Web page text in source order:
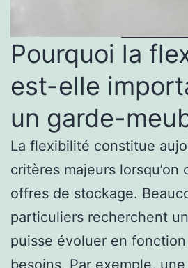
Pourquoi la
est-elle
un garde-
La flexibilité constitue
critères majeurs lorsqu’on
offres de stockage.
particuliers recherchent
puisse évoluer en
besoins. Par exemple,